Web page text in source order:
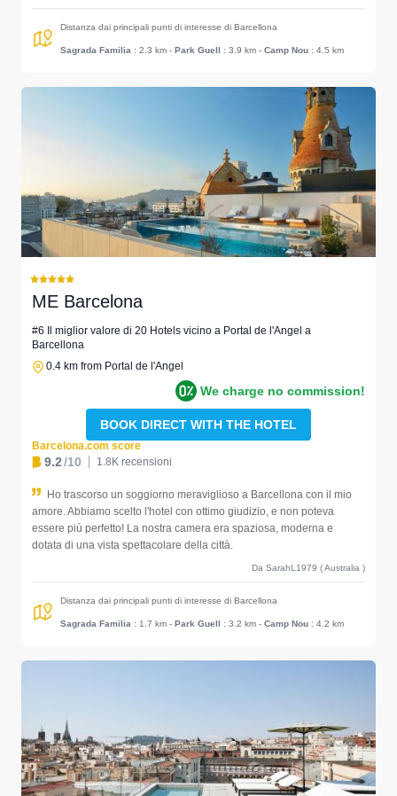
Distanza dai principali punti di interesse di Barcellona
Sagrada Familia : 2.3 km - Park Guell : 3.9 km - Camp Nou : 4.5 km
ME Barcelona
#6 Il miglior valore di 20 Hotels vicino a Portal de l'Angel a
Barcellona
0.4 km from Portal de l'Angel
We charge no commission!
BOOK DIRECT WITH THE HOTEL
Barcelona.com score
9.2/10 1.8K recensioni
Ho trascorso un soggiorno meraviglioso a Barcellona con il mio
amore. Abbiamo scelto l'hotel con ottimo giudizio, e non poteva
essere più perfetto! La nostra camera era spaziosa, moderna e
dotata di una vista spettacolare della città.
Da SarahL1979 ( Australia )
Distanza dai principali punti di interesse di Barcellona
Sagrada Familia : 1.7 km - Park Guell : 3.2 km - Camp Nou : 4.2 km